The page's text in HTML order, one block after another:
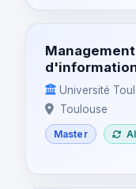
Université
Toulouse
Master